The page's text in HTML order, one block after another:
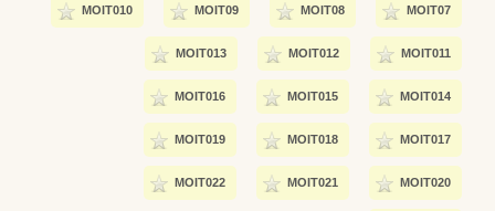
MOIT07
MOIT08
MOIT09
MOIT010
MOIT011
MOIT012
MOIT013
MOIT014
MOIT015
MOIT016
MOIT017
MOIT018
MOIT019
MOIT020
MOIT021
MOIT022